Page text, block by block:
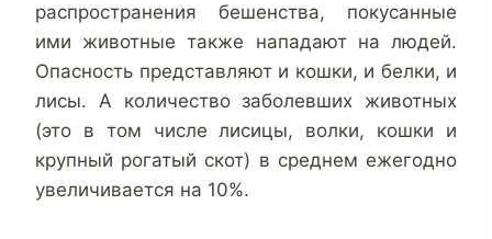
распространения бешенства, покусанные
ими животные также нападают на людей.
Опасность представляют и кошки, и белки, и
лисы. А количество заболевших животных
(это в том числе лисицы, волки, кошки и
крупный рогатый скот) в среднем ежегодно
увеличивается на 10%.